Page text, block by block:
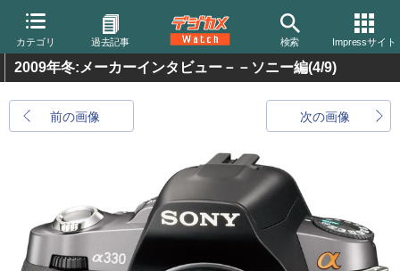
カテゴリ 過去記事 検索 Impressサイト
2009年冬:メーカーインタビュー－－ソニー編(4/9)
前の画像 次の画像